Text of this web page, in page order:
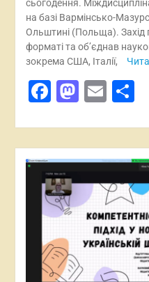
сьогодення.
на базі Вармінсько-
Ольштині (Польща). Захід
форматі та об’єднав
зокрема США, Італії,
Facebook
Email